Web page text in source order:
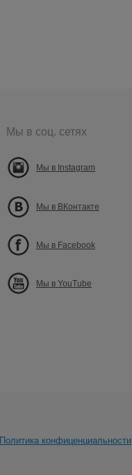
Мы в соц. сетях
Мы в Instagram
Мы в ВКонтакте
Мы в Facebook
Мы в YouTube
Политика конфиценциальности